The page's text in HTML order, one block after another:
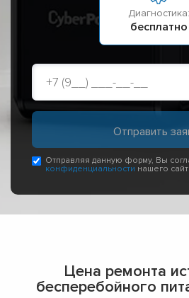
Диагностика:
бесплатно
Отправляя данную форму, Вы
конфиденциальности нашего
Цена ремонта
бесперебойного